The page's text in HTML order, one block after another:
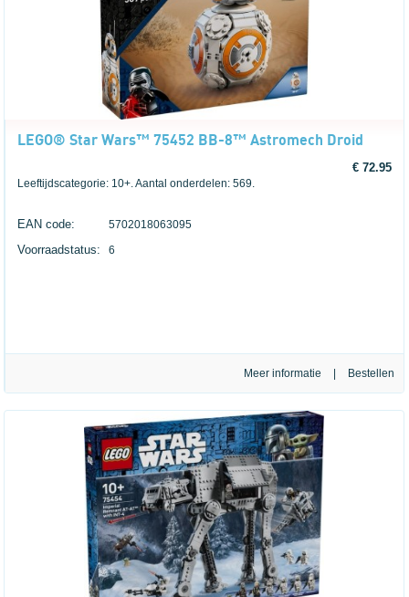
LEGO® Star Wars™ 75452 BB-8™ Astromech Droid
€ 72.95
Leeftijdscategorie: 10+. Aantal onderdelen: 569.
EAN code: 5702018063095
Voorraadstatus: 6
Meer informatie